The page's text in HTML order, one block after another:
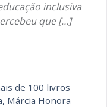
inclusiva
que […]
de 100 livros
Márcia Honora